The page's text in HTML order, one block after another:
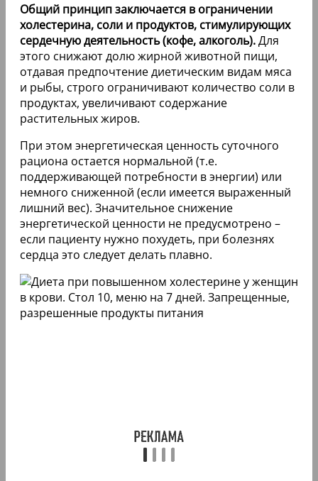
Общий принцип заключается в ограничении
холестерина, соли и продуктов, стимулирующих
сердечную деятельность (кофе, алкоголь).Для
этого снижают долю жирной животной пищи,
отдавая предпочтение диетическим видам мяса
и рыбы, строго ограничивают количество соли в
продуктах, увеличивают содержание
растительных жиров.
При этом энергетическая ценность суточного
рациона остается нормальной (т.е.
поддерживающей потребности в энергии) или
немного сниженной (если имеется выраженный
лишний вес). Значительное снижение
энергетической ценности не предусмотрено –
если пациенту нужно похудеть, при болезнях
сердца это следует делать плавно.